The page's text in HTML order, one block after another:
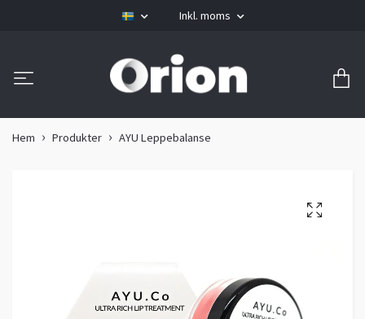
Inkl. moms
Hem Produkter AYU Leppebalanse